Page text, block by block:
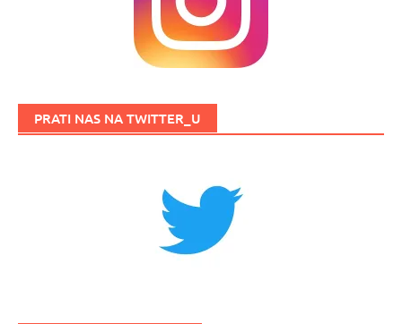
PRATI NAS NA TWITTER_U